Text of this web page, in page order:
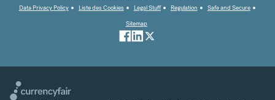
Data Privacy Policy
Liste des Cookies Legal Stuff Regulation
Safe and Secure
Sitemap